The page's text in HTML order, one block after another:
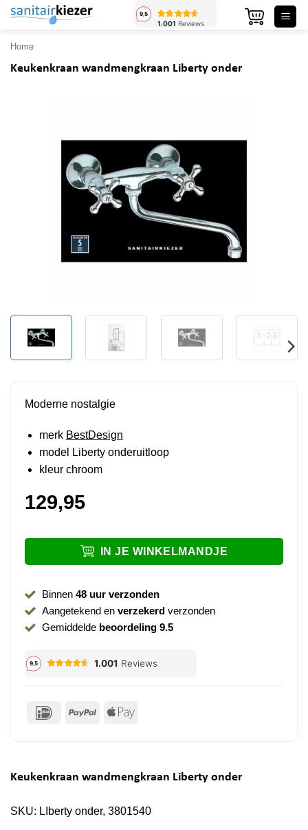
Ga
inhoud
Home
Keukenkraan wandmengkraan Liberty onder
Moderne nostalgie
merk BestDesign
model Liberty onderuitloop
kleur chroom
129,95
IN JE WINKELMANDJE
Binnen 48 uur verzonden
Aangetekend en verzekerdverzonden
Gemiddelde beoordeling 9.5
IDeal PayPal Apple
Keukenkraan wandmengkraan Liberty onder
SKU: LIberty onder, 3801540